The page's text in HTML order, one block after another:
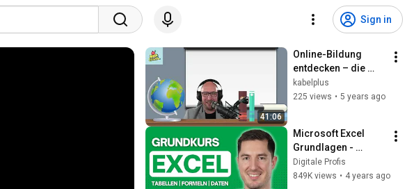
Sign in
41:06
Online-Bildung
entdecken – die
besten Plattformen
im Überblick
kabelplus
225 views • 5 years ago
Microsoft Excel
Grundlagen -
Komplettes Tutorial
für Anfänger:innen
Digitale Profis
849K views • 4 years ago